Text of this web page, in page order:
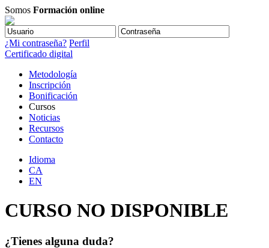
Somos Formación online
¿Mi contraseña? Perfil
Certificado digital
Metodología
Inscripción
Bonificación
Cursos
Noticias
Recursos
Contacto
Idioma
CA
EN
CURSO NO DISPONIBLE
¿Tienes alguna duda?